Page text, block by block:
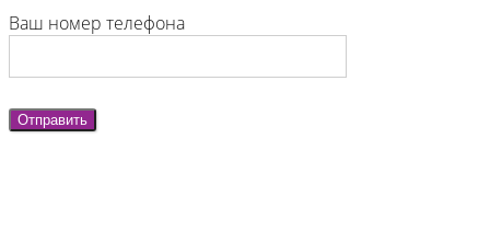
Ваш номер телефона
Отправить